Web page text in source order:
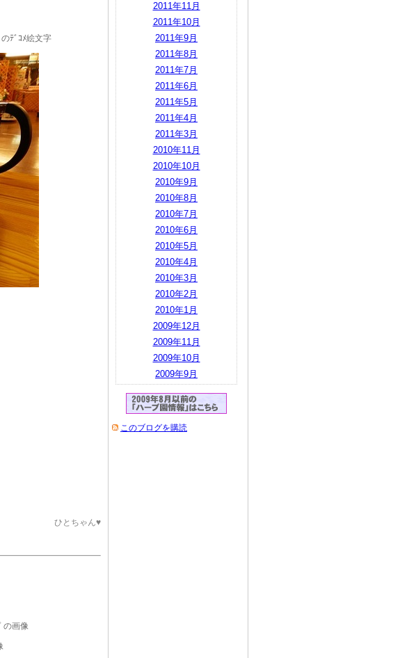
2011年11月
2011年10月
2011年9月
2011年8月
2011年7月
2011年6月
2011年5月
2011年4月
2011年3月
2010年11月
2010年10月
2010年9月
2010年8月
2010年7月
2010年6月
2010年5月
2010年4月
2010年3月
2010年2月
2010年1月
2009年12月
2009年11月
2009年10月
2009年9月
このブログを購読
ひとちゃん♥